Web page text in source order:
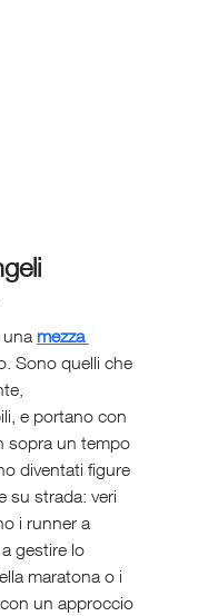
mezza
Sono quelli che
e portano con
sopra un tempo
diventati figure
su strada: veri
i runner a
gestire lo
maratona o i
un approccio